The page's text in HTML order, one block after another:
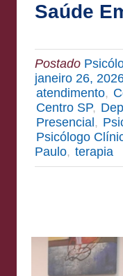
Saúde
Postado
janeiro 26,
atendimento,
Centro SP,
Presencial ,
Psicólogo
Paulo, terapia